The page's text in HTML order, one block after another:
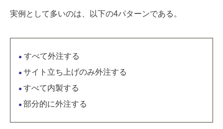
実例として多いのは、以下の4パターンである。
● すべて外注する
● サイト立ち上げのみ外注する
● すべて内製する
● 部分的に外注する